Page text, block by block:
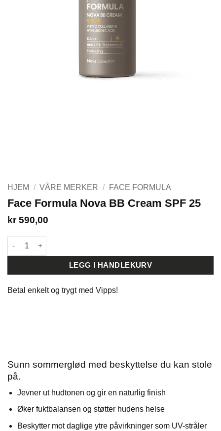
HJEM / VÅRE MERKER / FACE FORMULA
Face Formula Nova BB Cream SPF 25
kr590,00
Face Formula Nova BB Cream SPF 25 antall
LEGG I HANDLEKURV
Betal enkelt og trygt med Vipps!
Sunn sommerglød med beskyttelse du kan stole
på.
Jevner ut hudtonen og gir en naturlig finish
Øker fuktbalansen og støtter hudens helse
Beskytter mot daglige ytre påvirkninger som UV-stråler